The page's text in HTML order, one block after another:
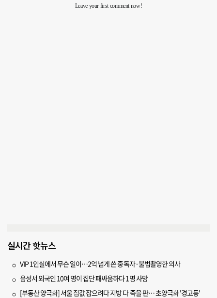
실시간 핫뉴스
VIP 1인실에서 무슨 일이…2억 넘게 쓴 중독자·불법촬영한 의사
음성서 외국인 10여 명이 집단 패싸움하다 1명 사망
[부동산 양극화] 서울 집값 잡으려다 지방 다 죽을 판… 초양극화 '경고등'